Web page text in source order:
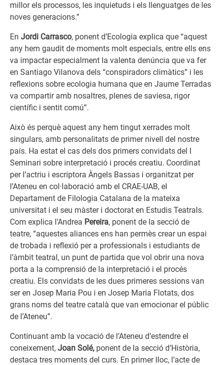
millor els processos, les inquietuds i els llenguatges de les
noves generacions.”
En Jordi Carrasco, ponent d’Ecologia explica que “aquest
any hem gaudit de moments molt especials, entre ells ens
va impactar especialment la valenta denúncia que va fer
en Santiago Vilanova dels “conspiradors climàtics” i les
reflexions sobre ecologia humana que en Jaume Terradas
va compartir amb nosaltres, plenes de saviesa, rigor
científic i sentit comú”.
Això és perquè aquest any hem tingut xerrades molt
singulars, amb personalitats de primer nivell del nostre
país. Ha estat el cas dels dos primers convidats del I
Seminari sobre interpretació i procés creatiu. Coordinat
per l’actriu i escriptora Àngels Bassas i organitzat per
l’Ateneu en col·laboració amb el CRAE-UAB, el
Departament de Filologia Catalana de la mateixa
universitat i el seu màster i doctorat en Estudis Teatrals.
Com explica l’Andrea Pereira, ponent de la secció de
teatre, “aquestes aliances ens han permès crear un espai
de trobada i reflexió per a professionals i estudiants de
l’àmbit teatral, un punt de partida que vol obrir una nova
porta a la comprensió de la interpretació i el procés
creatiu. Els convidats de les dues primeres sessions van
ser en Josep Maria Pou i en Josep Maria Flotats, dos
grans noms del teatre català que van emocionar el públic
de l’Ateneu”.
Continuant amb la vocació de l’Ateneu d’estendre el
coneixement, Joan Solé, ponent de la secció d’Història,
destaca tres moments del curs. En primer lloc, l’acte de